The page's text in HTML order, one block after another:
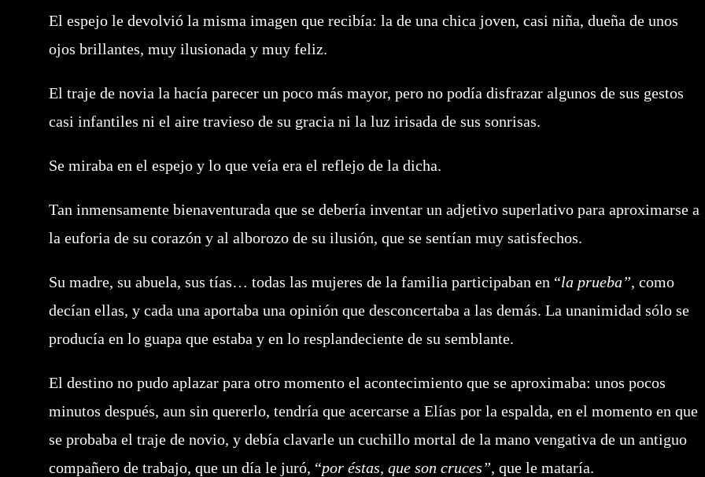
El espejo le devolvió la misma imagen que recibía: la de una chica joven, casi niña, dueña de unos
ojos brillantes, muy ilusionada y muy feliz.
El traje de novia la hacía parecer un poco más mayor, pero no podía disfrazar algunos de sus gestos
casi infantiles ni el aire travieso de su gracia ni la luz irisada de sus sonrisas.
Se miraba en el espejo y lo que veía era el reflejo de la dicha.
Tan inmensamente bienaventurada que se debería inventar un adjetivo superlativo para aproximarse a
la euforia de su corazón y al alborozo de su ilusión, que se sentían muy satisfechos.
Su madre, su abuela, sus tías… todas las mujeres de la familia participaban en “la prueba”, como
decían ellas, y cada una aportaba una opinión que desconcertaba a las demás. La unanimidad sólo se
producía en lo guapa que estaba y en lo resplandeciente de su semblante.
El destino no pudo aplazar para otro momento el acontecimiento que se aproximaba: unos pocos
minutos después, aun sin quererlo, tendría que acercarse a Elías por la espalda, en el momento en que
se probaba el traje de novio, y debía clavarle un cuchillo mortal de la mano vengativa de un antiguo
compañero de trabajo, que un día le juró, “por éstas, que son cruces”, que le mataría.